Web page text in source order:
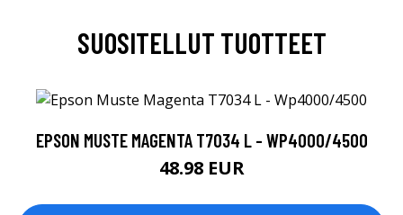
SUOSITELLUT TUOTTEET
EPSON MUSTE MAGENTA T7034 L - WP4000/4500
48.98 EUR